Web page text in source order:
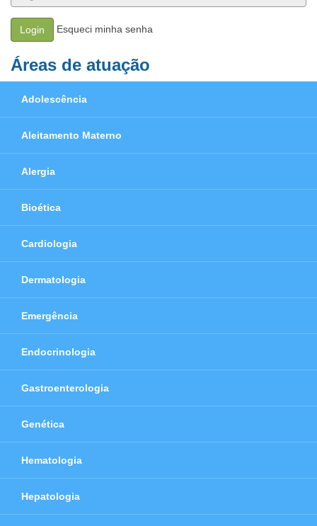
Login Esqueci minha senha
Áreas de atuação
Adolescência
Aleitamento Materno
Alergia
Bioética
Cardiologia
Dermatologia
Emergência
Endocrinologia
Gastroenterologia
Genética
Hematologia
Hepatologia